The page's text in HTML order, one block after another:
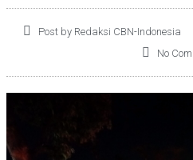
Post by Redaksi CBN-Indonesia
No